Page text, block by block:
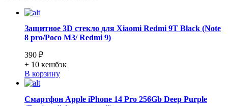
Защитное 3D стекло для Xiaomi Redmi 9T Black (Note
8 pro/Poco M3/ Redmi 9)
390 ₽
+ 10 кешбэк
В корзину
Смартфон Apple iPhone 14 Pro 256Gb Deep Purple